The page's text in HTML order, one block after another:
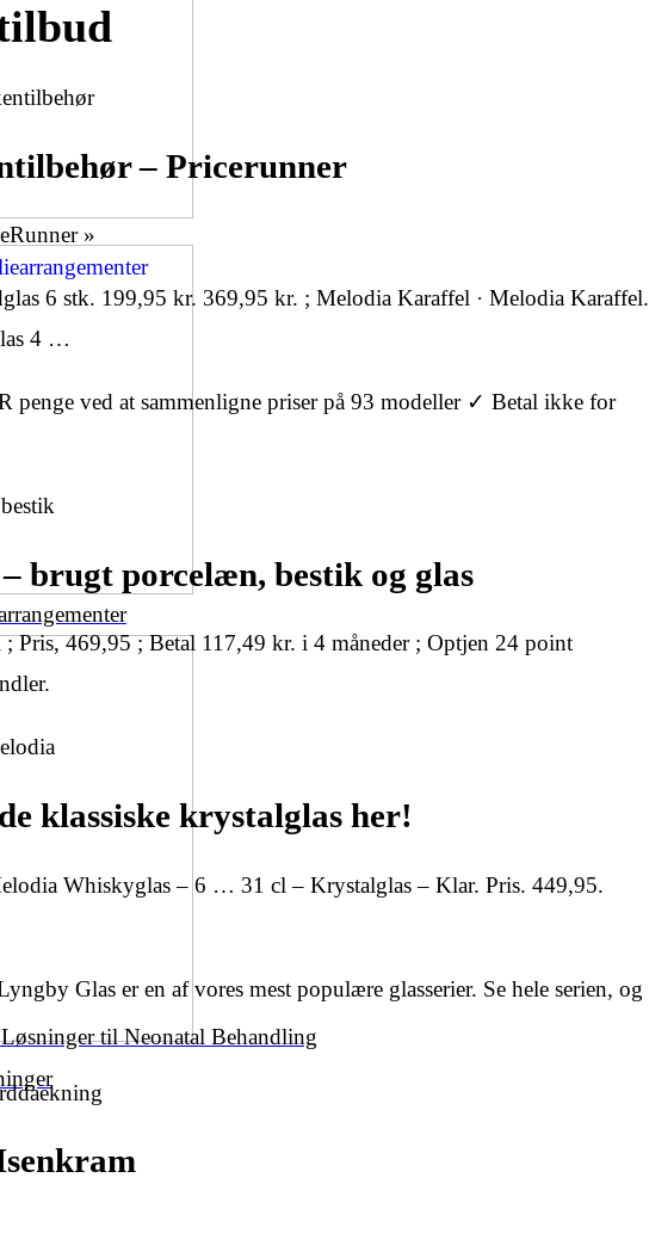
til Neonatal Behandling
– Pricerunner
»
6 stk. 199,95 kr. 369,95 kr. ; Melodia Karaffel · Melodia Karaffel.
4 …
ved at sammenligne priser på 93 modeller ✓ Betal ikke for
brugt porcelæn, bestik og glas
Pris, 469,95 ; Betal 117,49 kr. i 4 måneder ; Optjen 24 point
klassiske krystalglas her!
Whiskyglas – 6 … 31 cl – Krystalglas – Klar. Pris. 449,95.
Glas er en af vores mest populære glasserier. Se hele serien, og